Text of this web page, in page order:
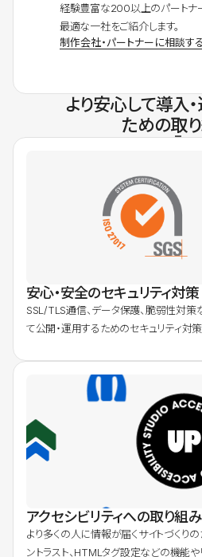
経験豊富な200以上のパートナ
最適な一社をご紹介します。
制作会社・パートナーに相談する
より安心して導入
ための取
安心・安全のセキュリティ対策
SSL/TLS通信、データ保護、脆弱性対策
て公開・運用するためのセキュリティ対
アクセシビリティへの取り組み
より多くの人に情報が届くサイトづくりの
ントラスト、HTMLタグ設定などの機能